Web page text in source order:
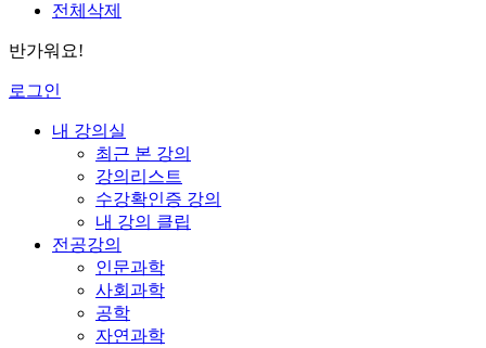
전체삭제
반가워요!
로그인
내 강의실
최근 본 강의
강의리스트
수강확인증 강의
내 강의 클립
전공강의
인문과학
사회과학
공학
자연과학